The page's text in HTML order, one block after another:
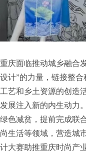
重庆面临推动城乡融合
设计”的力量，链接整
工艺和乡土资源的创造
发展注入新的内生动力
绿色减贫，提前完成联
尚生活等领域，营造城
计大赛助推重庆时尚产